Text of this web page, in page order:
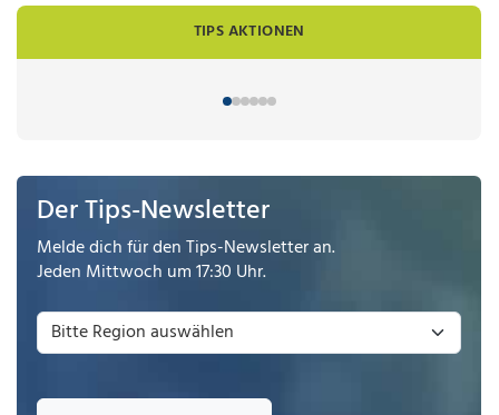
TIPS AKTIONEN
Der Tips-Newsletter
Melde dich für den Tips-Newsletter an.
Jeden Mittwoch um 17:30 Uhr.